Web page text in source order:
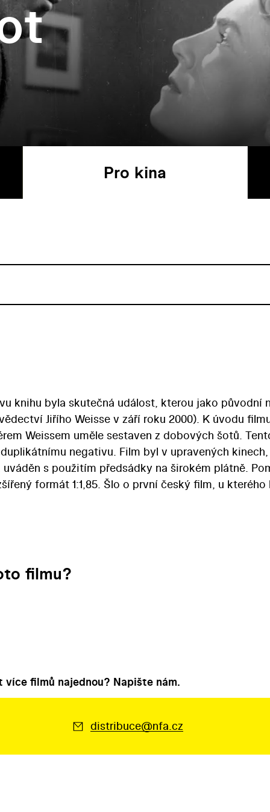
Pro kina
knihu byla skutečná událost, kterou jako původní
Jiřího Weisse v září roku 2000). K úvodu
Weissem uměle sestaven z dobových šotů.
negativu. Film byl v upravených
s použitím předsádky na širokém plátně.
formát 1:1,85. Šlo o první český film, u kterého
filmu?
filmů najednou? Napište nám.
distribuce@nfa.cz